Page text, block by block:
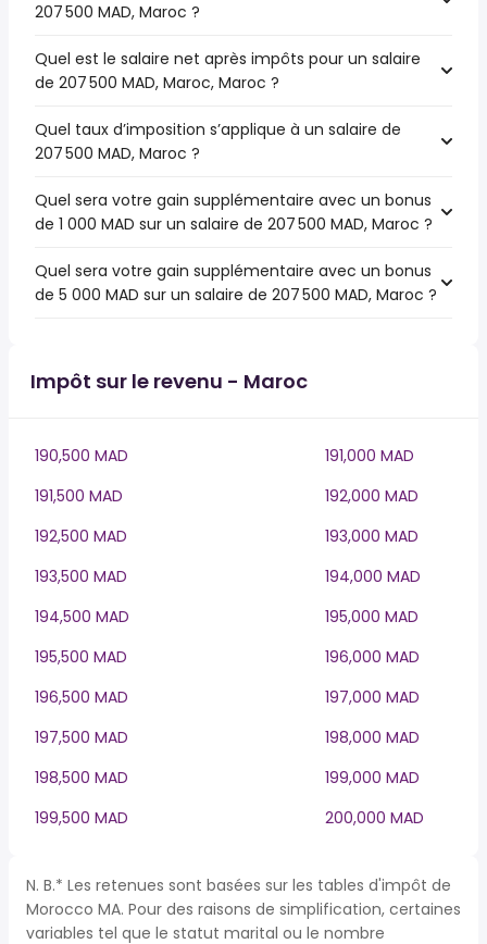
207 500 MAD, Maroc ?
Quel est le salaire net après impôts pour un salaire
de 207 500 MAD, Maroc, Maroc ?
Quel taux d’imposition s’applique à un salaire de
207 500 MAD, Maroc ?
Quel sera votre gain supplémentaire avec un bonus
de 1 000 MAD sur un salaire de 207 500 MAD, Maroc ?
Quel sera votre gain supplémentaire avec un bonus
de 5 000 MAD sur un salaire de 207 500 MAD, Maroc ?
Impôt sur le revenu - Maroc
190,500 MAD
191,000 MAD
191,500 MAD
192,000 MAD
192,500 MAD
193,000 MAD
193,500 MAD
194,000 MAD
194,500 MAD
195,000 MAD
195,500 MAD
196,000 MAD
196,500 MAD
197,000 MAD
197,500 MAD
198,000 MAD
198,500 MAD
199,000 MAD
199,500 MAD
200,000 MAD
N. B.* Les retenues sont basées sur les tables d'impôt de
Morocco MA. Pour des raisons de simplification, certaines
variables tel que le statut marital ou le nombre